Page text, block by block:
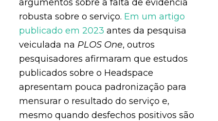
argumentos sobre a falta de evidência
robusta sobre o serviço. Em um artigo
publicado em 2023 antes da pesquisa
veiculada na PLOS One, outros
pesquisadores afirmaram que estudos
publicados sobre o Headspace
apresentam pouca padronização para
mensurar o resultado do serviço e,
mesmo quando desfechos positivos são